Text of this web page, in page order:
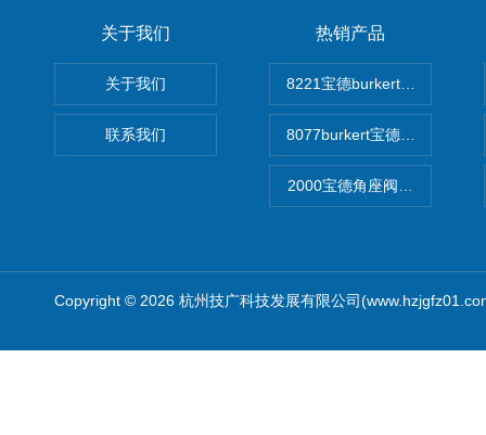
关于我们
关于我们
联系我们
热销产品
8221宝德burkert电导率探头
8077burkert宝德椭圆齿轮脉
2000宝德角座阀德国宝帝
Copyright © 2026 杭州技广科技发展有限公司